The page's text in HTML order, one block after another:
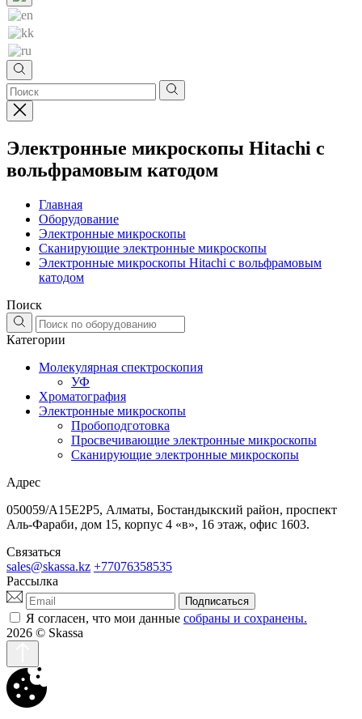
Электронные микроскопы Hitachi с
вольфрамовым катодом
Главная
Оборудование
Электронные микроскопы
Сканирующие электронные микроскопы
Электронные микроскопы Hitachi с вольфрамовым
катодом
Поиск
Категории
Молекулярная спектроскопия
УФ
Хроматография
Электронные микроскопы
Пробоподготовка
Просвечивающие электронные микроскопы
Сканирующие электронные микроскопы
Адрес
050059/A15E2P5, Алматы, Бостандыкский район, проспект
Аль-Фараби, дом 15, корпус 4 «в», 16 этаж, офис 1603.
Связаться
sales@skassa.kz +77076358535
Рассылка
Подписаться
Я согласен, что мои данные собраны и сохранены.
2026 © Skassa